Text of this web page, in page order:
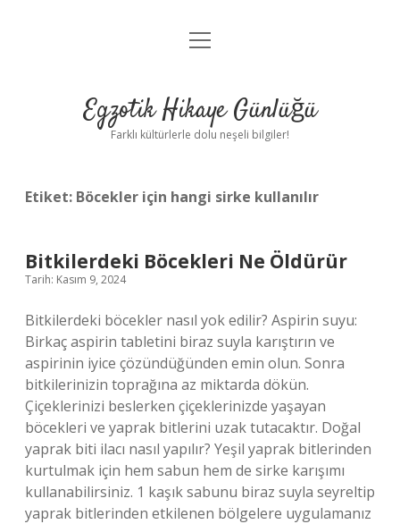
Anasayfa
Yasal Uyarı
menüyü
Egzotik Hikaye Günlüğü
Farklı kültürlerle dolu neşeli bilgiler!
Etiket: Böcekler için hangi sirke kullanılır
Bitkilerdeki Böcekleri Ne Öldürür
Tarih: Kasım 9, 2024
Bitkilerdeki böcekler nasıl yok edilir? Aspirin suyu:
Birkaç aspirin tabletini biraz suyla karıştırın ve
aspirinin iyice çözündüğünden emin olun. Sonra
bitkilerinizin toprağına az miktarda dökün.
Çiçeklerinizi beslerken çiçeklerinizde yaşayan
böcekleri ve yaprak bitlerini uzak tutacaktır. Doğal
yaprak biti ilacı nasıl yapılır? Yeşil yaprak bitlerinden
kurtulmak için hem sabun hem de sirke karışımı
kullanabilirsiniz. 1 kaşık sabunu biraz suyla seyreltip
yaprak bitlerinden etkilenen bölgelere uygulamanız